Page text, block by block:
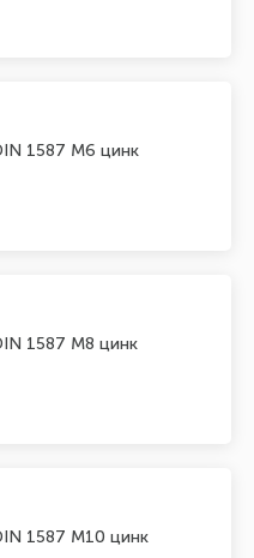
1587 М6 цинк
1587 М8 цинк
1587 М10 цинк